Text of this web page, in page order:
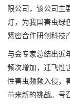
限公司，该公司主
灯，为我国害虫绿
紧密合作研创科技
与会专家总结出近
频次增加，迁飞性
性害虫频频入侵，
带来新的挑战。号